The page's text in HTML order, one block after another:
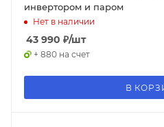
инвертором и паром
Нет в наличии
43 990 ₽/шт
+ 880 на счет
В